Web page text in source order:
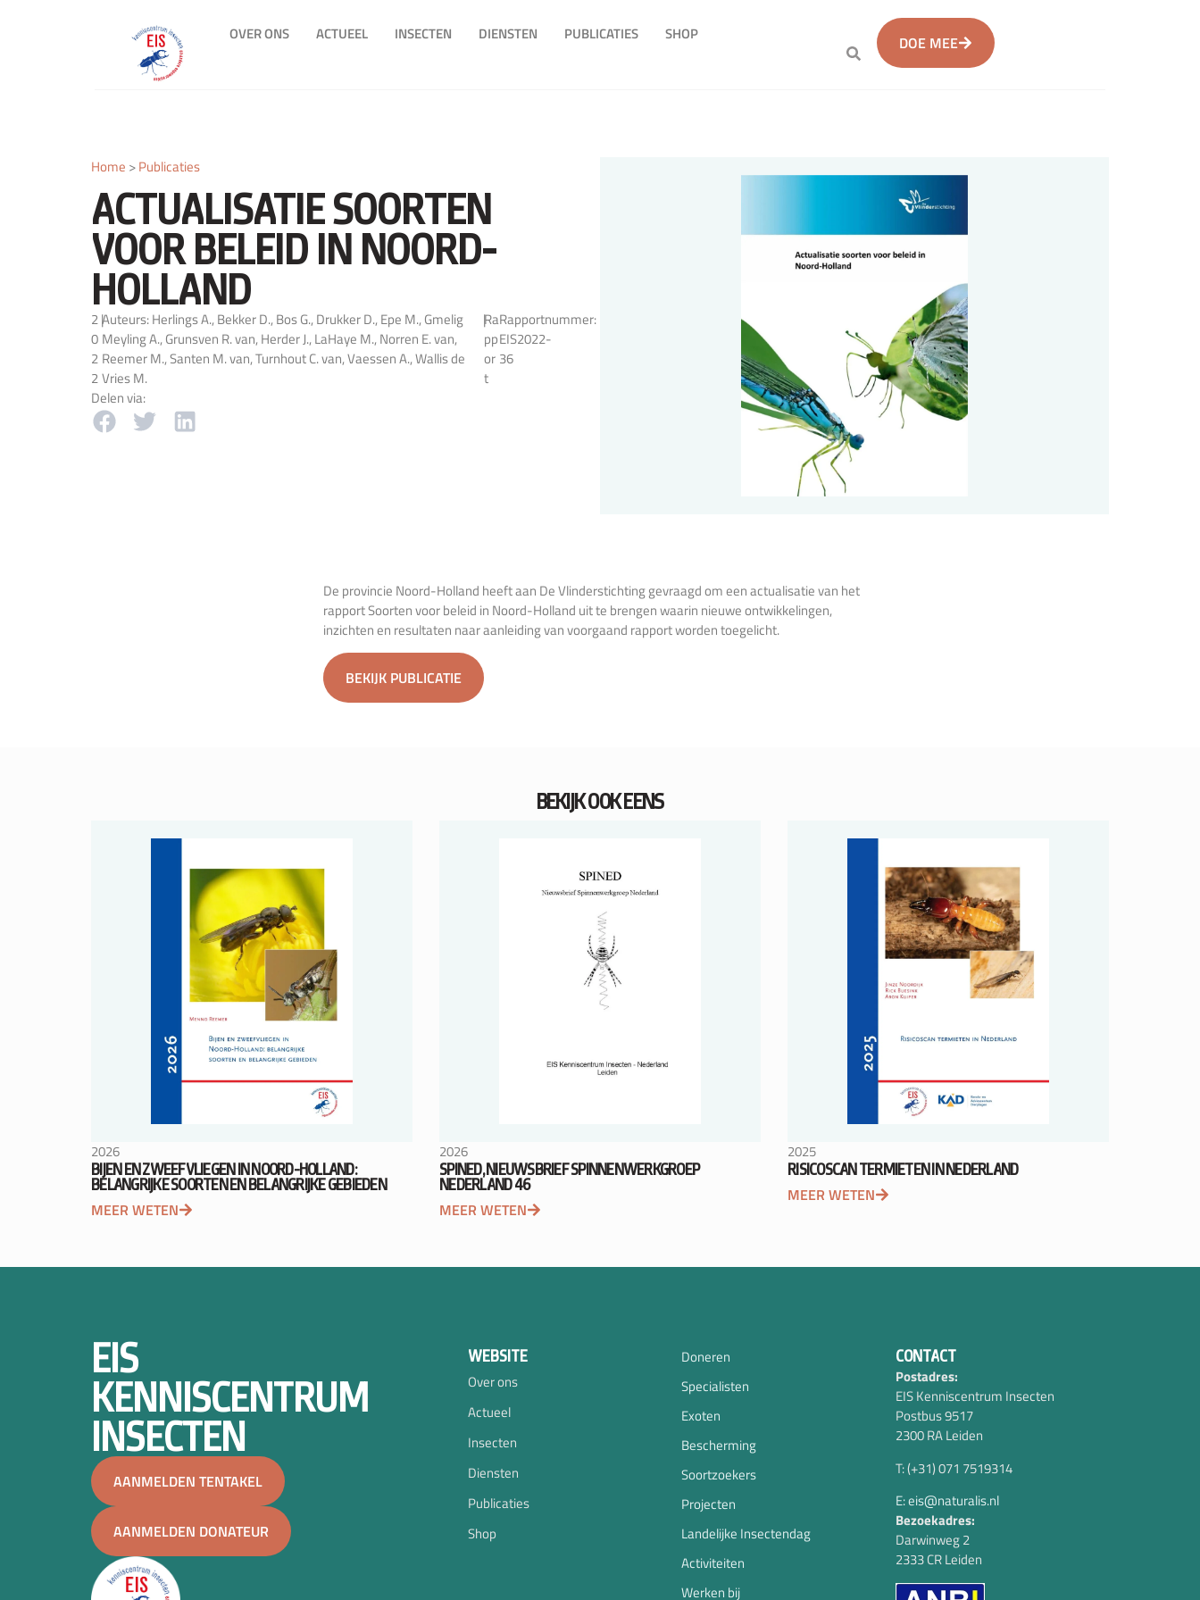
OVER ONS ACTUEEL INSECTEN DIENSTEN PUBLICATIES SHOP DOE MEE
Home >Publicaties
ACTUALISATIE SOORTEN
VOOR BELEID IN NOORD-
HOLLAND
2
0
2
2
|Auteurs: Herlings A., Bekker D., Bos G., Drukker D., Epe M., Gmelig
Meyling A., Grunsven R. van, Herder J., LaHaye M., Norren E. van,
Reemer M., Santen M. van, Turnhout C. van, Vaessen A., Wallis de
Vries M.
|Ra
pp
or
t
Rapportnummer:
EIS2022-
36
Delen via:
De provincie Noord-Holland heeft aan De Vlinderstichting gevraagd om een actualisatie van het
rapport Soorten voor beleid in Noord-Holland uit te brengen waarin nieuwe ontwikkelingen,
inzichten en resultaten naar aanleiding van voorgaand rapport worden toegelicht.
BEKIJK PUBLICATIE
BEKIJK OOK EENS
2026
BIJEN EN ZWEEFVLIEGEN IN NOORD-HOLLAND:
BELANGRIJKE SOORTEN EN BELANGRIJKE GEBIEDEN
MEER WETEN
2026
SPINED, NIEUWSBRIEF SPINNENWERKGROEP
NEDERLAND 46
MEER WETEN
2025
RISICOSCAN TERMIETEN IN NEDERLAND
MEER WETEN
EIS
KENNISCENTRUM
INSECTEN
AANMELDEN TENTAKEL
AANMELDEN DONATEUR
WEBSITE
Over ons
Actueel
Insecten
Diensten
Publicaties
Shop
Doneren
Specialisten
Exoten
Bescherming
Soortzoekers
Projecten
Landelijke Insectendag
Activiteiten
Werken bij
CONTACT
Postadres:
EIS Kenniscentrum Insecten
Postbus 9517
2300 RA Leiden
T: (+31) 071 7519314
E: eis@naturalis.nl
Bezoekadres:
Darwinweg 2
2333 CR Leiden